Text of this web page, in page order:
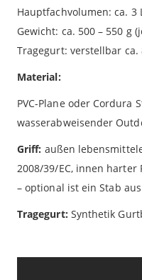
Hauptfachvolumen: ca. 3
Gewicht: ca. 500 – 550 g
Tragegurt: verstellbar ca.
Material:
PVC-Plane oder Cordura
wasserabweisender
Griff: außen
2008/39/EC, innen harter
– optional ist ein Stab
Tragegurt: Synthetik